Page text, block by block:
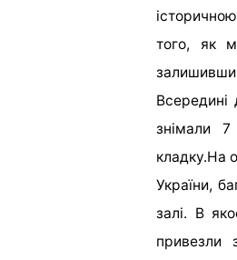
того, як
залишивши
Всередині
знімали 7
кладку.На
України,
залі. В
привезли